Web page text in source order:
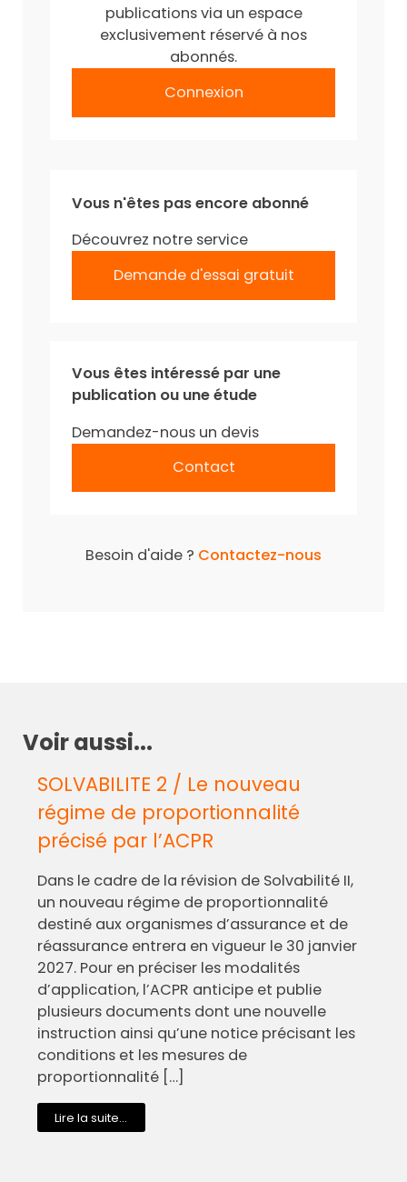
publications via un espace
exclusivement réservé à nos
abonnés.
Connexion
Vous n'êtes pas encore abonné
Découvrez notre service
Demande d'essai gratuit
Vous êtes intéressé par une
publication ou une étude
Demandez-nous un devis
Contact
Besoin d'aide ? Contactez-nous
Voir aussi...
SOLVABILITE 2 / Le nouveau
régime de proportionnalité
précisé par l’ACPR
Dans le cadre de la révision de Solvabilité II,
un nouveau régime de proportionnalité
destiné aux organismes d’assurance et de
réassurance entrera en vigueur le 30 janvier
2027. Pour en préciser les modalités
d’application, l’ACPR anticipe et publie
plusieurs documents dont une nouvelle
instruction ainsi qu’une notice précisant les
conditions et les mesures de
proportionnalité […]
Lire la suite...